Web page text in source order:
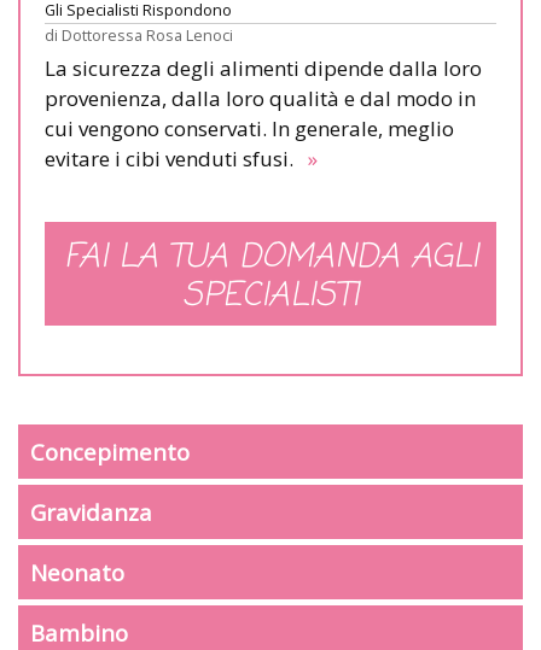
Gli Specialisti Rispondono
di Dottoressa Rosa Lenoci
La sicurezza degli alimenti dipende dalla loro
provenienza, dalla loro qualità e dal modo in
cui vengono conservati. In generale, meglio
evitare i cibi venduti sfusi. »
FAI LA TUA DOMANDA AGLI
SPECIALISTI
Concepimento
Gravidanza
Neonato
Bambino